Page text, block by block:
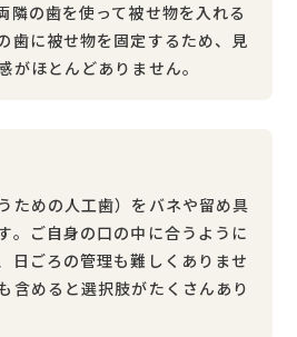
隣の歯を使って被せ物を入れる
歯に被せ物を固定するため、見
がほとんどありません。
ための人工歯）をバネや留め具
。ご自身の口の中に合うように
日ごろの管理も難しくありませ
含めると選択肢がたくさんあり